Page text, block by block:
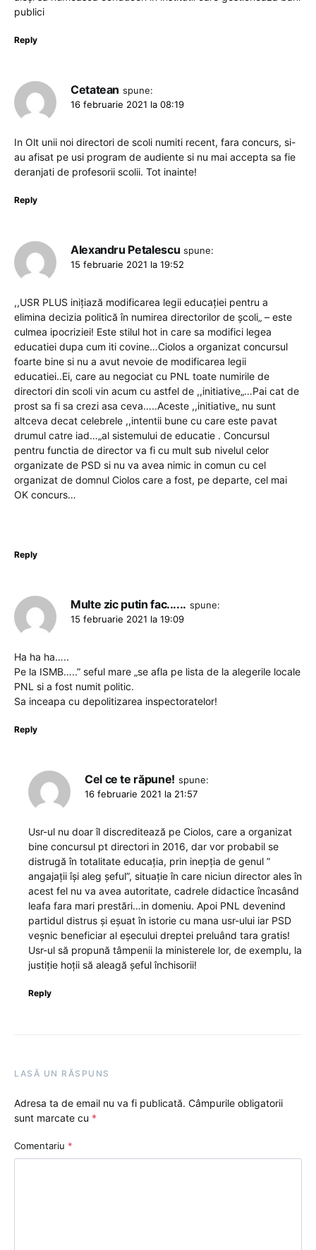
publici
Reply
Cetatean spune:
16 februarie 2021 la 08:19
In Olt unii noi directori de scoli numiti recent, fara concurs, si-
au afisat pe usi program de audiente si nu mai accepta sa fie
deranjati de profesorii scolii. Tot inainte!
Reply
Alexandru Petalescu spune:
15 februarie 2021 la 19:52
,,USR PLUS inițiază modificarea legii educației pentru a
elimina decizia politică în numirea directorilor de școli„ – este
culmea ipocriziei! Este stilul hot in care sa modifici legea
educatiei dupa cum iti covine…Ciolos a organizat concursul
foarte bine si nu a avut nevoie de modificarea legii
educatiei..Ei, care au negociat cu PNL toate numirile de
directori din scoli vin acum cu astfel de ,,initiative„…Pai cat de
prost sa fi sa crezi asa ceva…..Aceste ,,initiative„ nu sunt
altceva decat celebrele ,,intentii bune cu care este pavat
drumul catre iad…„al sistemului de educatie . Concursul
pentru functia de director va fi cu mult sub nivelul celor
organizate de PSD si nu va avea nimic in comun cu cel
organizat de domnul Ciolos care a fost, pe departe, cel mai
OK concurs…
Reply
Multe zic putin fac...... spune:
15 februarie 2021 la 19:09
Ha ha ha…..
Pe la ISMB…..” seful mare „se afla pe lista de la alegerile locale
PNL si a fost numit politic.
Sa inceapa cu depolitizarea inspectoratelor!
Reply
Cel ce te răpune! spune:
16 februarie 2021 la 21:57
Usr-ul nu doar îl discreditează pe Ciolos, care a organizat
bine concursul pt directori in 2016, dar vor probabil se
distrugă în totalitate educația, prin inepția de genul ”
angajații își aleg șeful”, situație în care niciun director ales în
acest fel nu va avea autoritate, cadrele didactice încasând
leafa fara mari prestări…in domeniu. Apoi PNL devenind
partidul distrus și eșuat în istorie cu mana usr-ului iar PSD
veșnic beneficiar al eșecului dreptei preluând tara gratis!
Usr-ul să propună tâmpenii la ministerele lor, de exemplu, la
justiție hoții să aleagă șeful închisorii!
Reply
LASĂ UN RĂSPUNS
Adresa ta de email nu va fi publicată. Câmpurile obligatorii
sunt marcate cu *
Comentariu *